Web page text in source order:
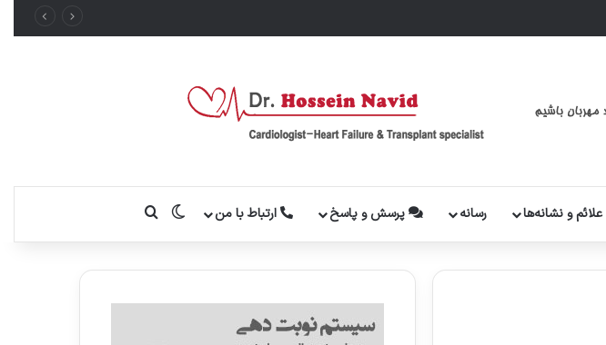
علائم و نشانه‌ها رسانه پرسش و پاسخ ارتباط با من تغییر پوسته